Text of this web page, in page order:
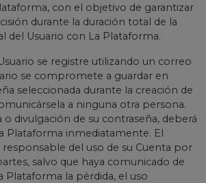
con el objetivo de garantizar
durante la duración total de la
del Usuario con La Plataforma.
se registre utilizando un correo
se compromete a guardar en
seleccionada durante la creación de
a ninguna otra persona.
o divulgación de su contraseña, deberá
Plataforma inmediatamente. El
responsable del uso de su Cuenta por
salvo que haya comunicado de
Plataforma la pérdida, el uso